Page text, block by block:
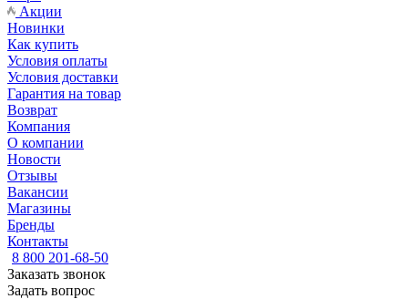
Акции
Новинки
Как купить
Условия оплаты
Условия доставки
Гарантия на товар
Возврат
Компания
О компании
Новости
Отзывы
Вакансии
Магазины
Бренды
Контакты
8 800 201-68-50
Заказать звонок
Задать вопрос